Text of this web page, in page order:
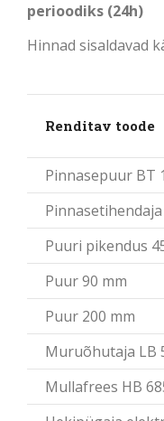
perioodiks (24h)
Hinnad sisaldavad
Renditav toode
Pinnasepuur BT
Pinnasetihendaja
Puuri pikendus
Puur 90 mm
Puur 200 mm
Muruõhutaja LB
Mullafrees HB